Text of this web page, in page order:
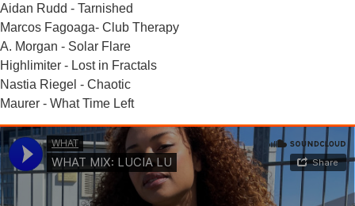
Aidan Rudd - Tarnished
Marcos Fagoaga- Club Therapy
A. Morgan - Solar Flare
Highlimiter - Lost in Fractals
Nastia Riegel - Chaotic
Maurer - What Time Left